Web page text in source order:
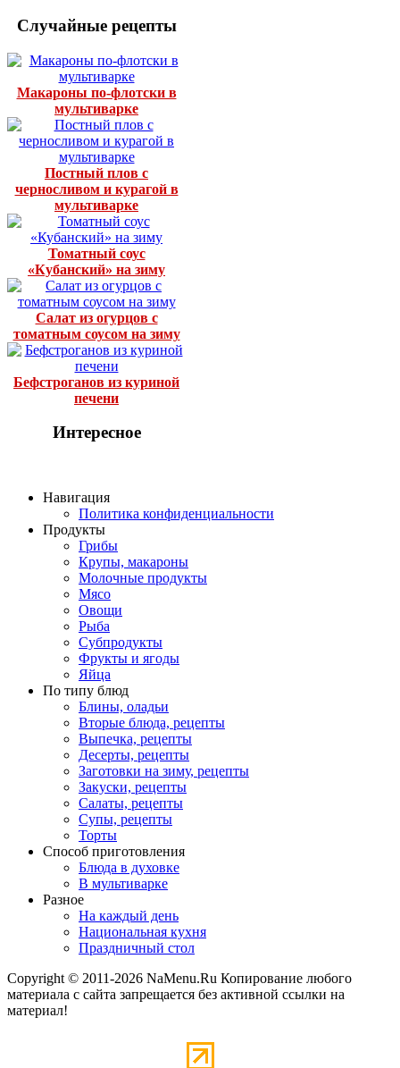
Случайные рецепты
Макароны по-флотски в
мультиварке
Постный плов с
черносливом и курагой в
мультиварке
Томатный соус
«Кубанский» на зиму
Салат из огурцов с
томатным соусом на зиму
Бефстроганов из куриной
печени
Интересное
Навигация
Политика конфиденциальности
Продукты
Грибы
Крупы, макароны
Молочные продукты
Мясо
Овощи
Рыба
Субпродукты
Фрукты и ягоды
Яйца
По типу блюд
Блины, оладьи
Вторые блюда, рецепты
Выпечка, рецепты
Десерты, рецепты
Заготовки на зиму, рецепты
Закуски, рецепты
Салаты, рецепты
Супы, рецепты
Торты
Способ приготовления
Блюда в духовке
В мультиварке
Разное
На каждый день
Национальная кухня
Праздничный стол
Copyright © 2011-2026 NaMenu.Ru Копирование любого
материала с сайта запрещается без активной ссылки на
материал!